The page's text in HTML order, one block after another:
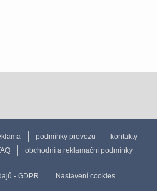
podmínky provozu
kontakty
obchodní a reklamační podmínky
- GDPR Nastavení cookies